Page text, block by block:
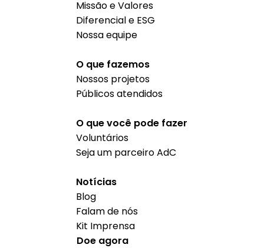
Missão e Valores
Diferencial e ESG
Nossa equipe
O que fazemos
Nossos projetos
Públicos atendidos
O que você pode fazer
Voluntários
Seja um parceiro AdC
Notícias
Blog
Falam de nós
Kit Imprensa
Doe agora